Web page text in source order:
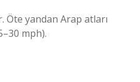
Öte yandan Arap atları
mph).